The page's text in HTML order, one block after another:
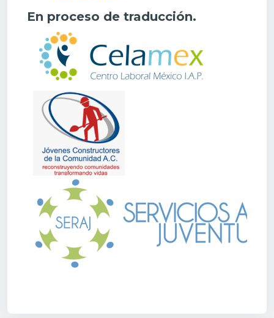
En proceso de traducción.